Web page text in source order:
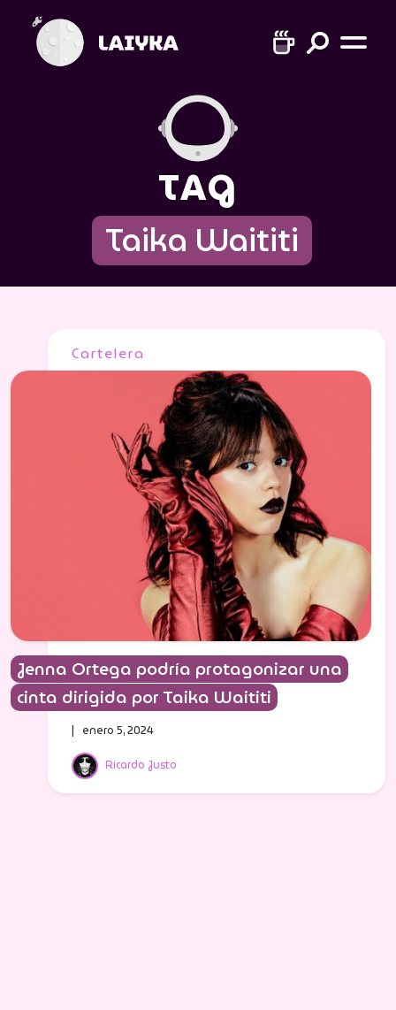
TAG
Taika Waititi
Cartelera
Jenna Ortega podría protagonizar una
cinta dirigida por Taika Waititi
Ricardo Justo
| enero 5, 2024